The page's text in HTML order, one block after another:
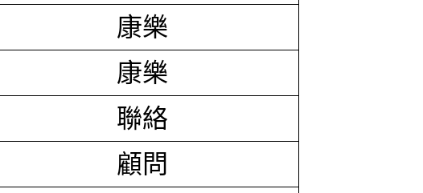
康樂
康樂
聯絡
顧問